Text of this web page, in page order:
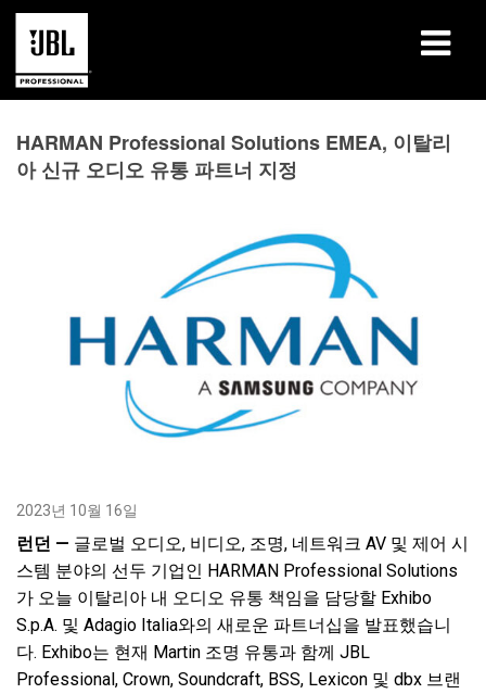
사례 연구
구매처 및 연결 방법
언어/지역
HARMAN Professional Solutions EMEA, 이탈리
아 신규 오디오 유통 파트너 지정
2023년 10월 16일
런던 — 글로벌 오디오, 비디오, 조명, 네트워크 AV 및 제어 시
스템 분야의 선두 기업인 HARMAN Professional Solutions
가 오늘 이탈리아 내 오디오 유통 책임을 담당할 Exhibo
S.p.A. 및 Adagio Italia와의 새로운 파트너십을 발표했습니
다. Exhibo는 현재 Martin 조명 유통과 함께 JBL
Professional, Crown, Soundcraft, BSS, Lexicon 및 dbx 브랜